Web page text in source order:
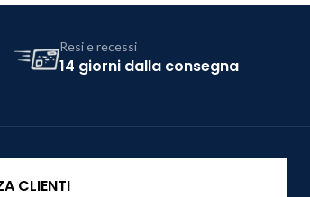
Resi e recessi
14 giorni dalla consegna
CLIENTI